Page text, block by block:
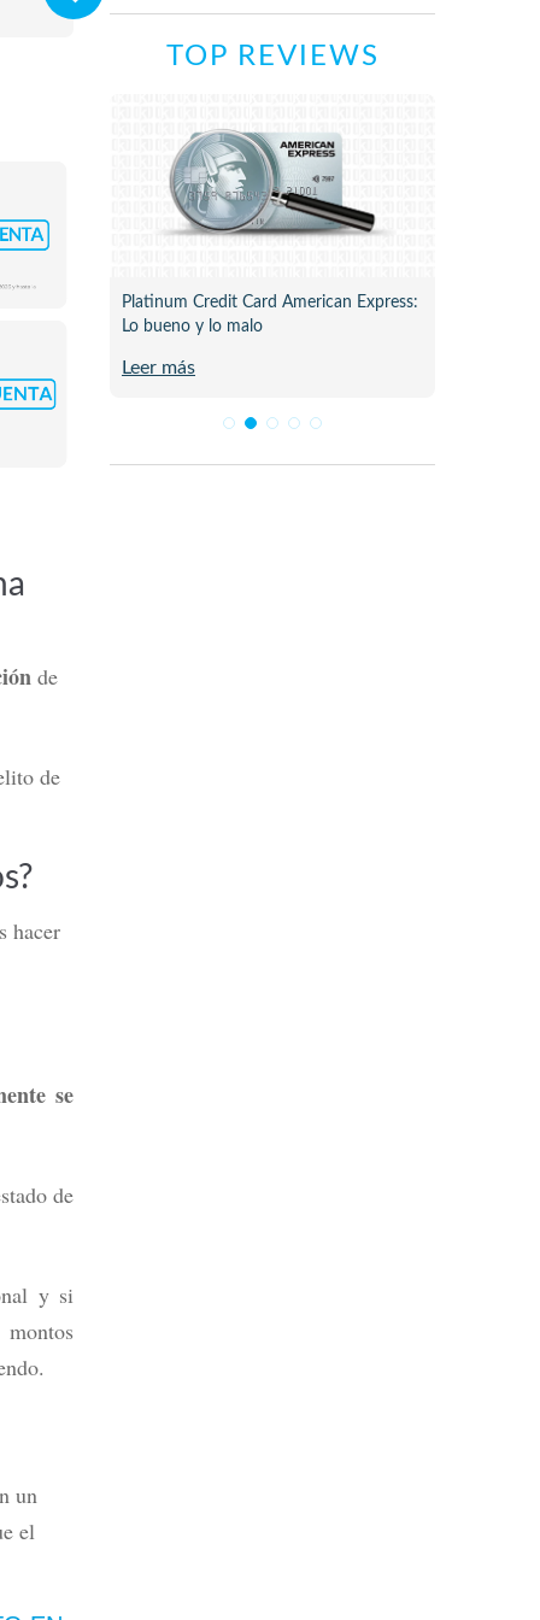
de
de
hacer
se
de
y si
un
el
TOP REVIEWS
para
Platinum Credit Card American Express:
Lo bueno y lo malo
Leer más